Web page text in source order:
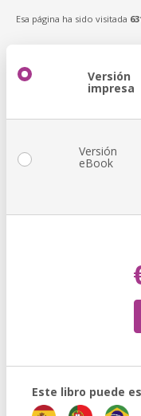
Esa página ha sido visitada
Versión
impresa
Versión
eBook
Este libro puede